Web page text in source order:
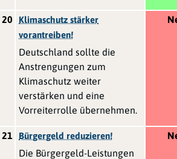
20
Klimaschutz stärker
vorantreiben!
Deutschland sollte die
Anstrengungen zum
Klimaschutz weiter
verstärken und eine
Vorreiterrolle übernehmen.
21 Bürgergeld reduzieren!
Die Bürgergeld-Leistungen